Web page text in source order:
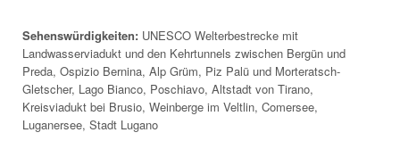
Sehenswürdigkeiten: UNESCO Welterbestrecke mit
Landwasserviadukt und den Kehrtunnels zwischen Bergün und
Preda, Ospizio Bernina, Alp Grüm, Piz Palü und Morteratsch-
Gletscher, Lago Bianco, Poschiavo, Altstadt von Tirano,
Kreisviadukt bei Brusio, Weinberge im Veltlin, Comersee,
Luganersee, Stadt Lugano